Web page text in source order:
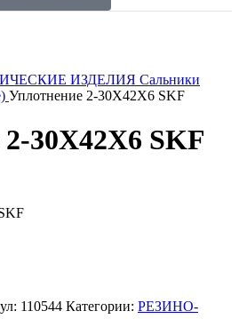
ИЗДЕЛИЯ Сальники
Уплотнение 2-30X42X6 SKF
30X42X6 SKF
110544 Категории: РЕЗИНО-